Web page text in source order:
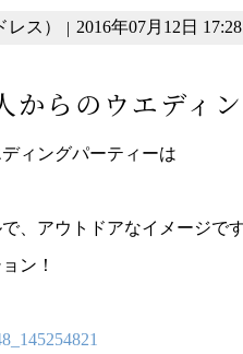
ス） | 2016年07月12日
からのウエディ
ィングパーティーは
、アウトドアなイメージです
ン！